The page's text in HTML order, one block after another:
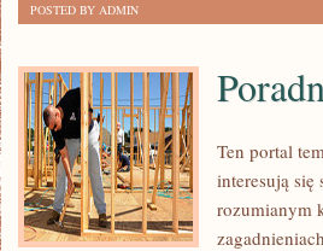
POSTED BY ADMIN
Ten portal
interesują się
rozumianym